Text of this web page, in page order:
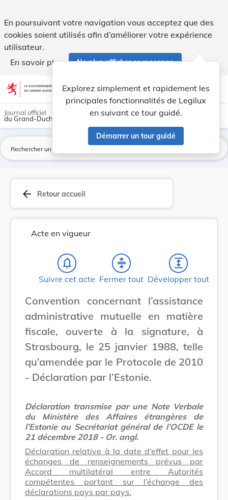
En poursuivant votre navigation vous acceptez que des
cookies soient utilisés afin d’améliorer votre expérience
utilisateur.
En savoir plus
Ne plus afficher ce message
Aller au contenu account_circle help Aide
Explorez simplement et rapidement les
principales fonctionnalités de Legilux
en suivant ce tour guidé.
Démarrer un tour guidé
light_mode dark_mode
Journal officiel
du Grand-Duché de Luxembourg
arrow_back Retour accueil
Acte en vigueur
notifications_none
Suivre cet acte
compress
Fermer tout
expand
Développer tout
Convention concernant l’assistance
administrative mutuelle en matière
fiscale, ouverte à la signature, à
Strasbourg, le 25 janvier 1988, telle
qu’amendée par le Protocole de 2010
- Déclaration par l’Estonie.
Déclaration transmise par une Note Verbale
du Ministère des Affaires étrangères de
l’Estonie au Secrétariat général de l’OCDE le
21 décembre 2018 - Or. angl.
Déclaration relative à la date d’effet pour les
échanges de renseignements prévus par
Accord multilatéral entre Autorités
compétentes portant sur l’échange des
déclarations pays par pays.